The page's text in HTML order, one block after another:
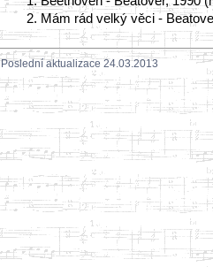
2. Mám rád velký věci -
Poslední aktualizace 24.03.2013